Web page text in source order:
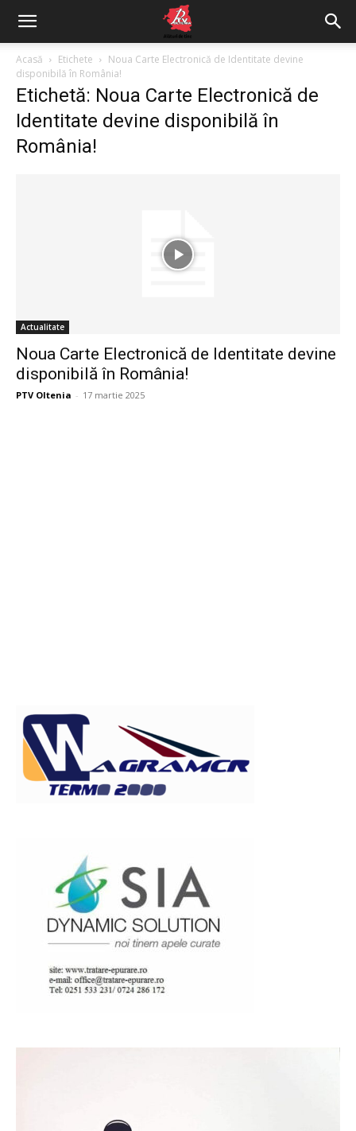
Acasă Etichete
Noua Carte Electronică de Identitate devine
disponibilă în România!
Etichetă: Noua Carte Electronică de
Identitate devine disponibilă în
România!
Actualitate
Noua Carte Electronică de Identitate devine
disponibilă în România!
PTV Oltenia - 17 martie 2025